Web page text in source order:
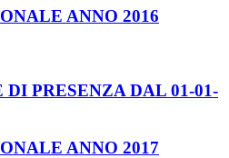
ANNO 2016
DI PRESENZA DAL 01-01-
ANNO 2017